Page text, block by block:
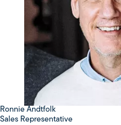
Ronnie Andtfolk
Sales Representative